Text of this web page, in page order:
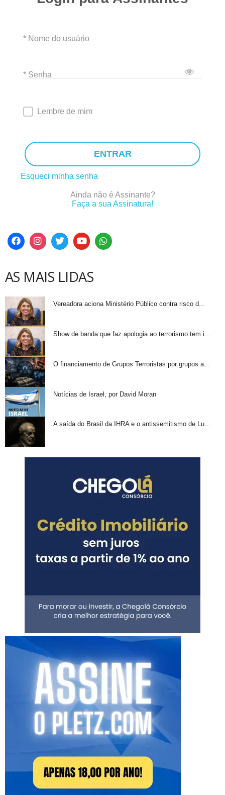
* Nome do usuário
* Senha
Lembre de mim
ENTRAR
Esqueci minha senha
Ainda não é Assinante?
Faça a sua Assinatura!
AS MAIS LIDAS
Vereadora aciona Ministério Público contra risco d...
Show de banda que faz apologia ao terrorismo tem i...
O financiamento de Grupos Terroristas por grupos a...
Notícias de Israel, por David Moran
A saída do Brasil da IHRA e o antissemitismo de Lu...